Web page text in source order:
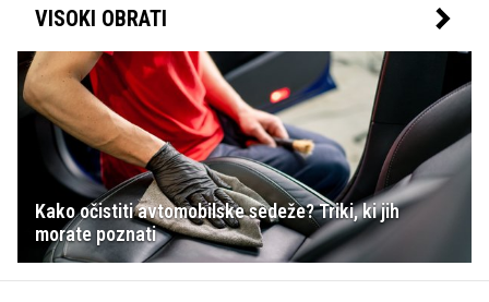
VISOKI OBRATI
Kako očistiti avtomobilske sedeže? Triki, ki jih
morate poznati